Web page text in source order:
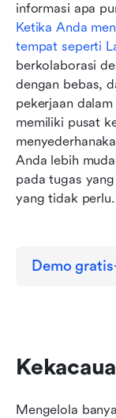
Ketika Anda
tempat seperti
berkolaborasi
dengan bebas,
pekerjaan
memiliki pusat
Anda lebih
pada tugas
yang tidak perlu.
Demo gratis
Mengelola